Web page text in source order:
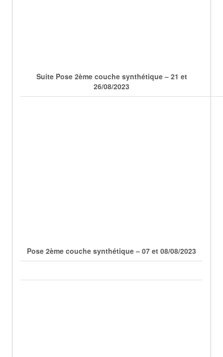
Suite Pose 2ème couche synthétique – 21 et
26/08/2023
Pose 2ème couche synthétique – 07 et 08/08/2023